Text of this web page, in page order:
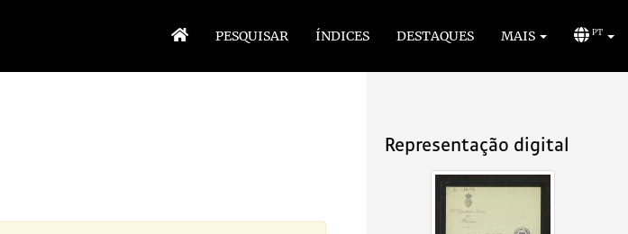
PESQUISAR ÍNDICES DESTAQUES MAIS PT
Representação digital